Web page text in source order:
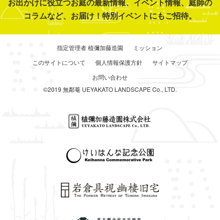
コラムなど、お届け！特別イベントにもご招待。
指定管理者 植彌加藤造園
ミッション
このサイトについて
個人情報保護方針
サイトマップ
お問い合わせ
©2019 無鄰菴 UEYAKATO LANDSCAPE Co., LTD.